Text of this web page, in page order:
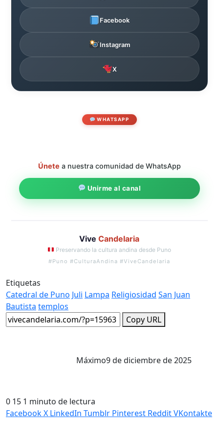
Facebook
Instagram
X
WHATSAPP
Únete a nuestra comunidad de WhatsApp
Unirme al canal
ViveCandelaria
Preservando la cultura andina desde Puno
#Puno #CulturaAndina #ViveCandelaria
Etiquetas
Catedral de Puno Juli Lampa Religiosidad San Juan
Bautista templos
Copy URL
Máximo9 de diciembre de 2025
0 15 1 minuto de lectura
FacebookX LinkedIn Tumblr Pinterest RedditVKontakte